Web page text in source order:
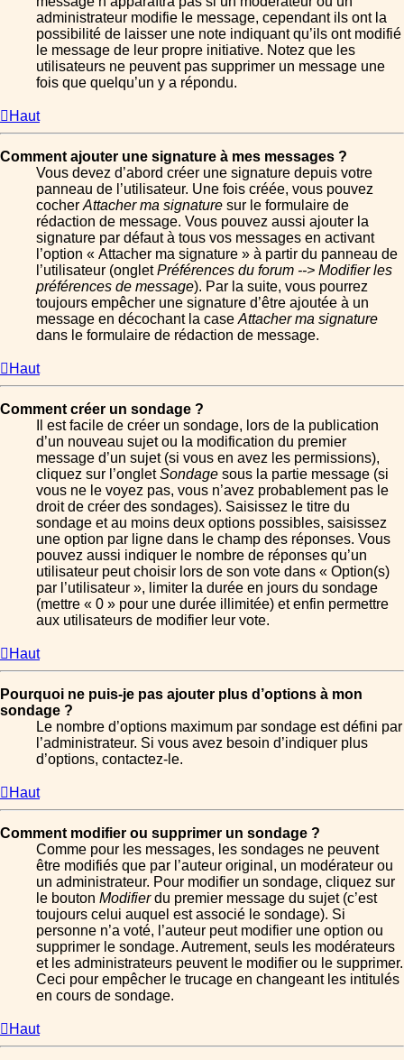
administrateur modifie le message, cependant ils ont la
possibilité de laisser une note indiquant qu’ils ont modifié
le message de leur propre initiative. Notez que les
utilisateurs ne peuvent pas supprimer un message une
fois que quelqu’un y a répondu.
Haut
Comment ajouter une signature à mes messages ?
Vous devez d’abord créer une signature depuis votre
panneau de l’utilisateur. Une fois créée, vous pouvez
cocher Attacher ma signature sur le formulaire de
rédaction de message. Vous pouvez aussi ajouter la
signature par défaut à tous vos messages en activant
l’option « Attacher ma signature » à partir du panneau de
l’utilisateur (ongletPréférences du forum --> Modifier les
préférences de message). Par la suite, vous pourrez
toujours empêcher une signature d’être ajoutée à un
message en décochant la case Attacher ma signature
dans le formulaire de rédaction de message.
Haut
Comment créer un sondage ?
Il est facile de créer un sondage, lors de la publication
d’un nouveau sujet ou la modification du premier
message d’un sujet (si vous en avez les permissions),
cliquez sur l’ongletSondage sous la partie message (si
vous ne le voyez pas, vous n’avez probablement pas le
droit de créer des sondages). Saisissez le titre du
sondage et au moins deux options possibles, saisissez
une option par ligne dans le champ des réponses. Vous
pouvez aussi indiquer le nombre de réponses qu’un
utilisateur peut choisir lors de son vote dans « Option(s)
par l’utilisateur », limiter la durée en jours du sondage
(mettre « 0 » pour une durée illimitée) et enfin permettre
aux utilisateurs de modifier leur vote.
Haut
Pourquoi ne puis-je pas ajouter plus d’options à mon
sondage ?
Le nombre d’options maximum par sondage est défini par
l’administrateur. Si vous avez besoin d’indiquer plus
d’options, contactez-le.
Haut
Comment modifier ou supprimer un sondage ?
Comme pour les messages, les sondages ne peuvent
être modifiés que par l’auteur original, un modérateur ou
un administrateur. Pour modifier un sondage, cliquez sur
le bouton Modifierdu premier message du sujet (c’est
toujours celui auquel est associé le sondage). Si
personne n’a voté, l’auteur peut modifier une option ou
supprimer le sondage. Autrement, seuls les modérateurs
et les administrateurs peuvent le modifier ou le supprimer.
Ceci pour empêcher le trucage en changeant les intitulés
en cours de sondage.
Haut